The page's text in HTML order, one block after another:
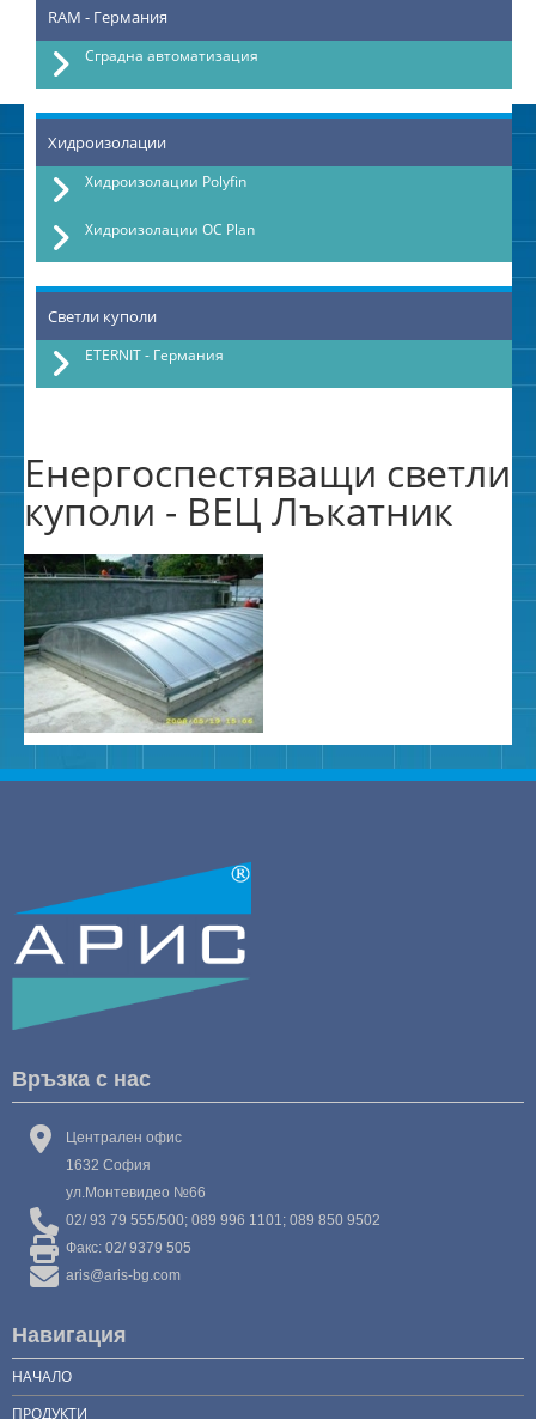
RAM - Германия
Сградна автоматизация
Хидроизолации
Хидроизолации Polyfin
Хидроизолации OC Plan
Светли куполи
ETERNIT - Германия
Енергоспестяващи светли
куполи - ВЕЦ Лъкатник
Връзка с нас
Централен офис
1632 София
ул.Монтевидео №66
02/ 93 79 555/500; 089 996 1101; 089 850 9502
Факс: 02/ 9379 505
aris@aris-bg.com
Навигация
НАЧАЛО
ПРОДУКТИ